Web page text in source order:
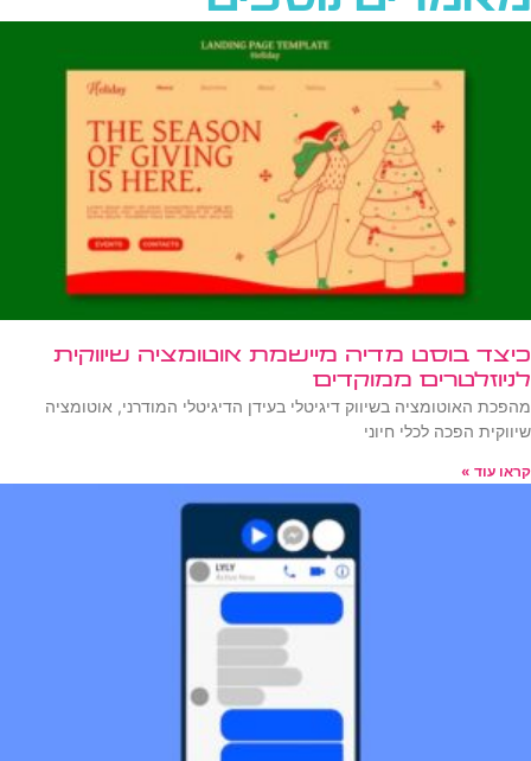
כיצד בוסט מדיה מיישמת אוטומציה שיווקית
לניוזלטרים ממוקדים
מהפכת האוטומציה בשיווק דיגיטלי בעידן הדיגיטלי המודרני, אוטומציה
שיווקית הפכה לכלי חיוני
קראו עוד »